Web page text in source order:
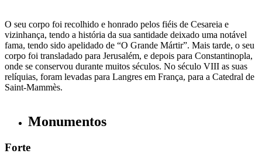
O seu corpo foi recolhido e honrado pelos fiéis de Cesareia e
vizinhança, tendo a história da sua santidade deixado uma notável
fama, tendo sido apelidado de “O Grande Mártir”. Mais tarde, o seu
corpo foi transladado para Jerusalém, e depois para Constantinopla,
onde se conservou durante muitos séculos. No século VIII as suas
relíquias, foram levadas para Langres em França, para a Catedral de
Saint-Mammès.
Monumentos
Forte